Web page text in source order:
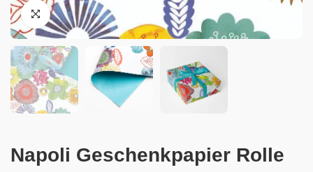
Napoli Geschenkpapier Rolle